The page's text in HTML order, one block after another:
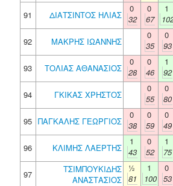
91
ΔΙΑΤΣΙΝΤΟΣ ΗΛΙΑΣ
0
32
0
67
1
92
ΜΑΚΡΗΣ ΙΩΑΝΝΗΣ
0
35
0
93
93
ΤΟΛΙΑΣ ΑΘΑΝΑΣΙΟΣ
0
28
0
46
1
92
94
ΓΚΙΚΑΣ ΧΡΗΣΤΟΣ
0
55
0
80
95 ΠΑΓΚΑΛΗΣ ΓΕΩΡΓΙΟΣ
0
38
0
59
0
49
96
ΚΛΙΜΗΣ ΛΑΕΡΤΗΣ
1
43
0
52
1
75
97
ΤΣΙΜΠΟΥΚΙΔΗΣ
ΑΝΑΣΤΑΣΙΟΣ
½
81
1
100
0
53